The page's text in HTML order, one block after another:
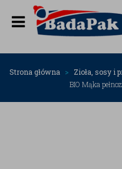
Strona główna Zioła, sosy i
BIO Mąka